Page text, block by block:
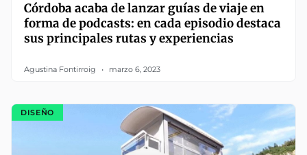
Córdoba acaba de lanzar guías de viaje en
forma de podcasts: en cada episodio destaca
sus principales rutas y experiencias
Agustina Fontirroig marzo 6, 2023
DISEÑO